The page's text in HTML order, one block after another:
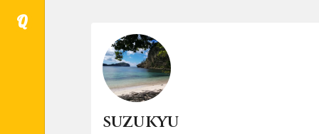
Q
suzukyu